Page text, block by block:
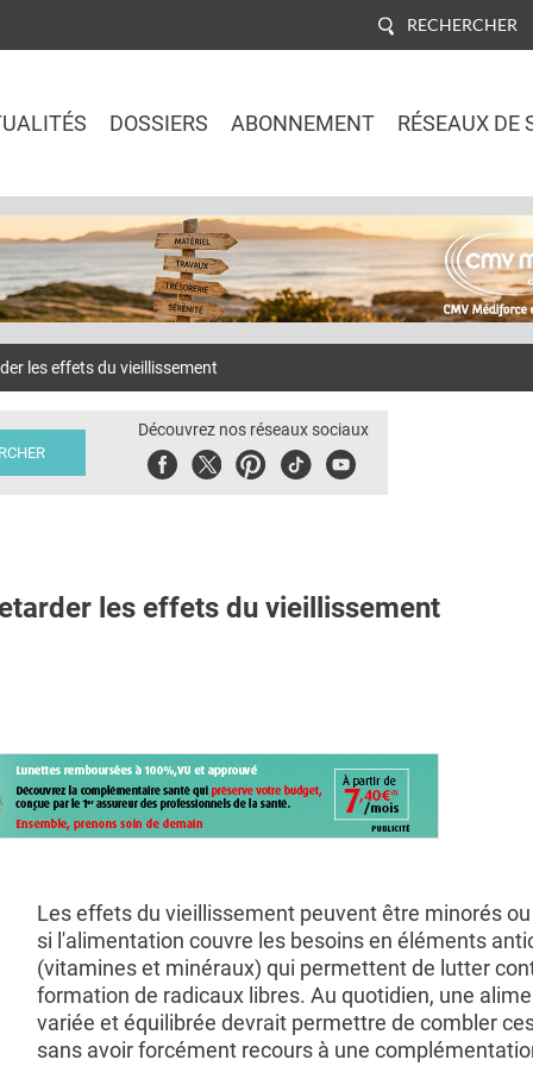
RECHERCHER
DOSSIERS ABONNEMENT RÉSEAUX DE
les effets du vieillissement
Découvrez nos réseaux sociaux
FacebookTwitterPinterest
TiktokYoubute
les effets du vieillissement
Les effets du vieillissement peuvent être minorés
si l'alimentation couvre les besoins en éléments
(vitamines et minéraux) qui permettent de lutter
formation de radicaux libres. Au quotidien, une
variée et équilibrée devrait permettre de combler
sans avoir forcément recours à une